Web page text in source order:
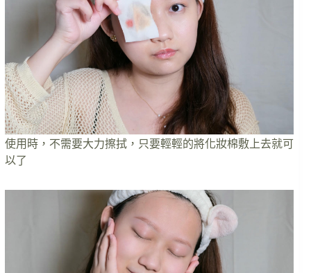
使用時，不需要大力擦拭，只要輕輕的將化妝棉敷上去就可
以了